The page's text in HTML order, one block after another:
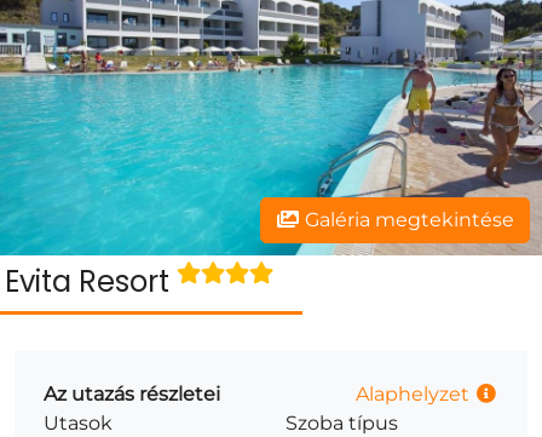
Galéria megtekintése
Evita Resort
Az utazás részletei
Alaphelyzet
Utasok
Szoba típus